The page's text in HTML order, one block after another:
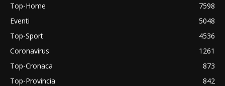
Top-Home
7598
Eventi
5048
Top-Sport
4536
Coronavirus
1261
Top-Cronaca
873
Top-Provincia
842